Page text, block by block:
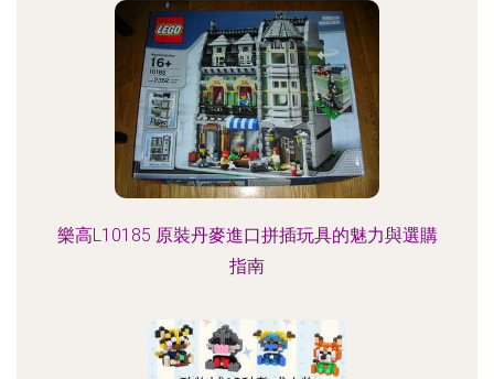
樂高L10185 原裝丹麥進口拼插玩具的魅力與選購
指南